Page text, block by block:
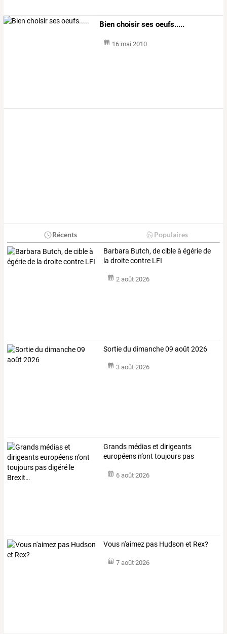
Bien choisir ses oeufs.....
16 mai 2010
Récents Populaires
Barbara Butch, de cible à égérie de
la droite contre LFI
2 août 2026
Sortie du dimanche 09 août 2026
3 août 2026
Grands médiaset dirigeants
européens n’ont toujours pas
6 août 2026
Vous n'aimez pas Hudson et Rex?
7 août 2026